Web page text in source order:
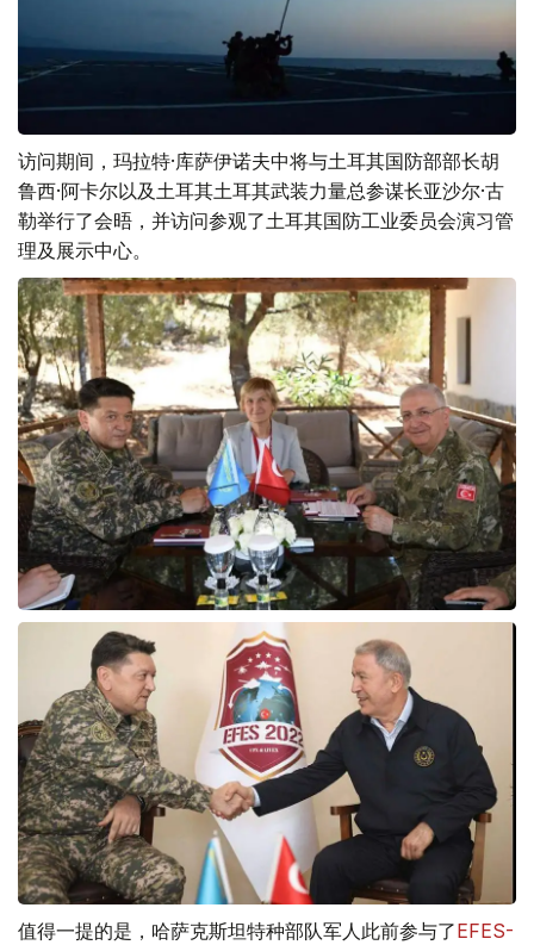
访问期间，玛拉特·库萨伊诺夫中将与土耳其国防部部长胡
鲁西·阿卡尔以及土耳其土耳其武装力量总参谋长亚沙尔·古
勒举行了会晤，并访问参观了土耳其国防工业委员会演习管
理及展示中心。
值得一提的是，哈萨克斯坦特种部队军人此前参与了EFES-